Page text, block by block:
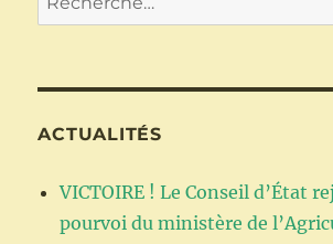
pour :
ACTUALITÉS
VICTOIRE ! Le Conseil d’État
pourvoi du ministère de